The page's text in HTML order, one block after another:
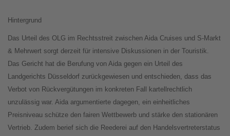
Hintergrund
Das Urteil des OLG im Rechtsstreit zwischen Aida Cruises und S-Markt
& Mehrwert sorgt derzeit für intensive Diskussionen in der Touristik.
Das Gericht hat die Berufung von Aida gegen ein Urteil des
Landgerichts Düsseldorf zurückgewiesen und entschieden, dass das
Verbot von Rückvergütungen im konkreten Fall kartellrechtlich
unzulässig war. Aida argumentierte dagegen, ein einheitliches
Preisniveau schütze den fairen Wettbewerb und stärke den stationären
Vertrieb. Zudem berief sich die Reederei auf den Handelsvertreterstatus